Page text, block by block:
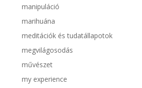
manipuláció
marihuána
meditációk és tudatállapotok
megvilágosodás
művészet
my experience